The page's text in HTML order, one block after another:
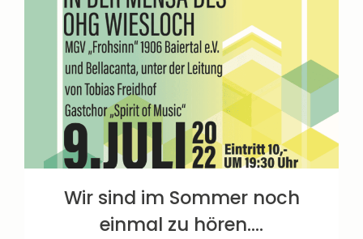
Wir sind im Sommer noch
einmal zu hören….